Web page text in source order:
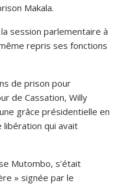
Makala.
session parlementaire à
repris ses fonctions
de prison pour
de Cassation, Willy
grâce présidentielle en
libération qui avait
Mutombo, s’était
» signée par le